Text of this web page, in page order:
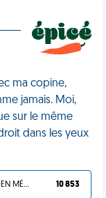
ma copine,
jamais. Moi,
sur le même
dans les yeux
TU L'AS BIEN MÉRITÉ 10 853